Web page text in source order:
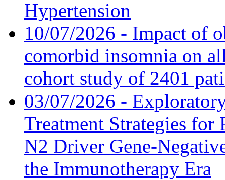
Hypertension
10/07/2026 - Impact of
comorbid insomnia on
cohort study of 2401
03/07/2026 -
Treatment Strategies for
N2 Driver Gene-
the Immunotherapy Era